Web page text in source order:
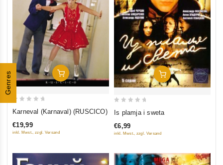
Genres In Den Warenkorb
of
Karneval (Karnaval) (RUSCICO)
€19,99
inkl. Mwst., zzgl. Versand
In Den Warenkorb
out
of
Is plamja i sweta
€6,99
inkl. Mwst., zzgl. Versand